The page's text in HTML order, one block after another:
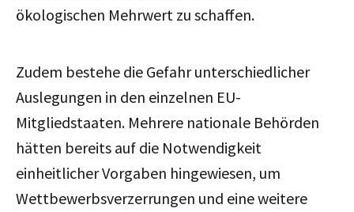
ökologischen Mehrwert zu schaffen.
Zudem bestehe die Gefahr unterschiedlicher
Auslegungen in den einzelnen EU-
Mitgliedstaaten. Mehrere nationale Behörden
hätten bereits auf die Notwendigkeit
einheitlicher Vorgaben hingewiesen, um
Wettbewerbsverzerrungen und eine weitere